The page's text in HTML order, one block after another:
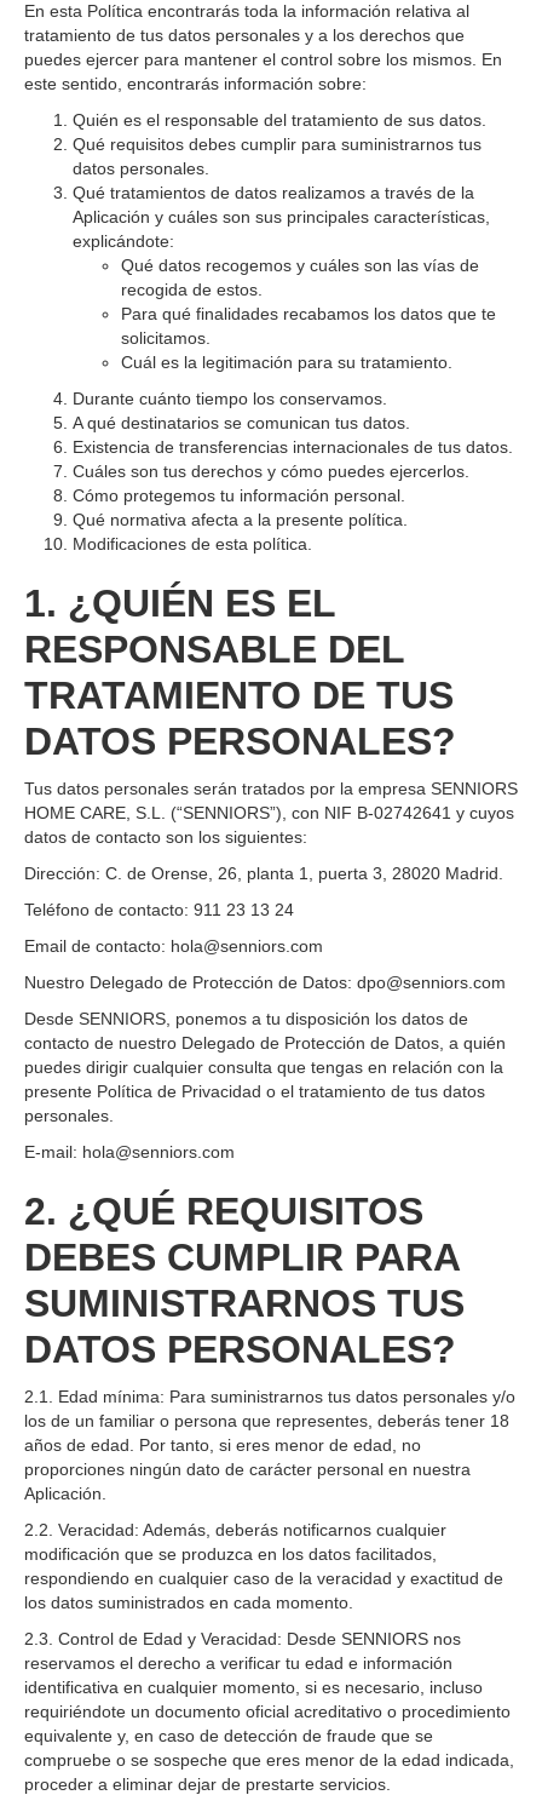
En esta Política encontrarás toda la información relativa al
tratamiento de tus datos personales y a los derechos que
puedes ejercer para mantener el control sobre los mismos. En
este sentido, encontrarás información sobre:
Quién es el responsable del tratamiento de sus datos.
Qué requisitos debes cumplir para suministrarnos tus
datos personales.
Qué tratamientos de datos realizamos a través de la
Aplicación y cuáles son sus principales características,
explicándote:
Qué datos recogemos y cuáles son las vías de
recogida de estos.
Para qué finalidades recabamos los datos que te
solicitamos.
Cuál es la legitimación para su tratamiento.
Durante cuánto tiempo los conservamos.
A qué destinatarios se comunican tus datos.
Existencia de transferencias internacionales de tus datos.
Cuáles son tus derechos y cómo puedes ejercerlos.
Cómo protegemos tu información personal.
Qué normativa afecta a la presente política.
Modificaciones de esta política.
1. ¿QUIÉN ES EL
RESPONSABLE DEL
TRATAMIENTO DE TUS
DATOS PERSONALES?
Tus datos personales serán tratados por la empresa SENNIORS
HOME CARE, S.L. (“SENNIORS”), con NIF B-02742641 y cuyos
datos de contacto son los siguientes:
Dirección: C. de Orense, 26, planta 1, puerta 3, 28020 Madrid.
Teléfono de contacto: 911 23 13 24
Email de contacto: hola@senniors.com
Nuestro Delegado de Protección de Datos: dpo@senniors.com
Desde SENNIORS, ponemos a tu disposición los datos de
contacto de nuestro Delegado de Protección de Datos, a quién
puedes dirigir cualquier consulta que tengas en relación con la
presente Política de Privacidad o el tratamiento de tus datos
personales.
E-mail: hola@senniors.com
2. ¿QUÉ REQUISITOS
DEBES CUMPLIR PARA
SUMINISTRARNOS TUS
DATOS PERSONALES?
2.1. Edad mínima: Para suministrarnos tus datos personales y/o
los de un familiar o persona que representes, deberás tener 18
años de edad. Por tanto, si eres menor de edad, no
proporciones ningún dato de carácter personal en nuestra
Aplicación.
2.2. Veracidad: Además, deberás notificarnos cualquier
modificación que se produzca en los datos facilitados,
respondiendo en cualquier caso de la veracidad y exactitud de
los datos suministrados en cada momento.
2.3. Control de Edad y Veracidad: Desde SENNIORS nos
reservamos el derecho a verificar tu edad e información
identificativa en cualquier momento, si es necesario, incluso
requiriéndote un documento oficial acreditativo o procedimiento
equivalente y, en caso de detección de fraude que se
compruebe o se sospeche que eres menor de la edad indicada,
proceder a eliminar dejar de prestarte servicios.